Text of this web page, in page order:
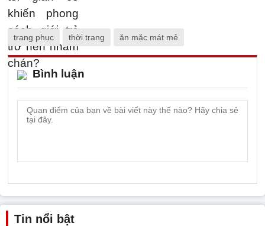
trang phục thời trang ăn mặc mát mẻ
Bình luận
Tin nổi bật